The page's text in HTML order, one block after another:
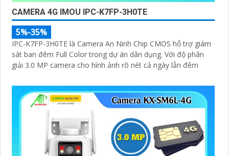
CAMERA 4G IMOU IPC-K7FP-3H0TE
5%-35%
IPC-K7FP-3H0TE là Camera An Ninh Chip CMOS hỗ trợ giám
sát ban đêm Full Color trong dự án dân dụng. Với độ phân
giải 3.0 MP camera cho hình ảnh rõ nét cả ngày lẫn đêm